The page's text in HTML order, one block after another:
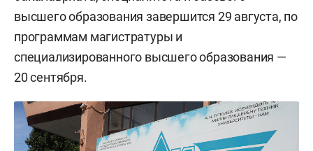
высшего образования завершится 29 августа, по
программам магистратуры и
специализированного высшего образования —
20 сентября.